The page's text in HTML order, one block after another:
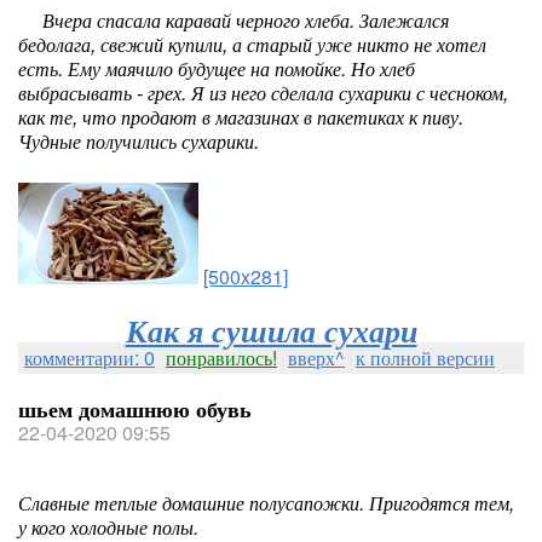
Вчера спасала каравай черного хлеба. Залежался
бедолага, свежий купили, а старый уже никто не хотел
есть. Ему маячило будущее на помойке. Но хлеб
выбрасывать - грех. Я из него сделала сухарики с чесноком,
как те, что продают в магазинах в пакетиках к пиву.
Чудные получились сухарики.
[500x281]
Как я сушила сухари
комментарии: 0 понравилось! вверх^ к полной версии
шьем домашнюю обувь
22-04-2020 09:55
Славные теплые домашние полусапожки. Пригодятся тем,
у кого холодные полы.